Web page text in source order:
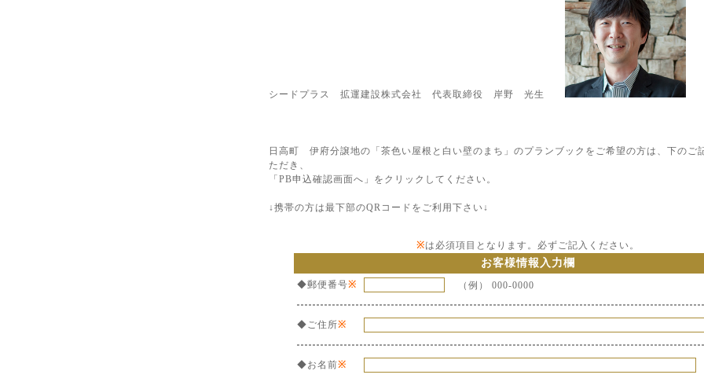
シードプラス 拡運建設株式会社 代表取締役 岸野 光生
日高町 伊府分譲地の「茶色い屋根と白い壁のまち」のプランブックをご希望の方は、下のご
ただき、
「PB申込確認画面へ」をクリックしてください。
↓携帯の方は最下部のQRコードをご利用下さい↓
※は必須項目となります。必ずご記入ください。
お客様情報入力欄
◆郵便番号※ （例） 000-0000
◆ご住所※
◆お名前※